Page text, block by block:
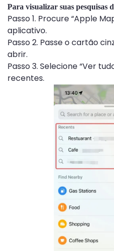
Para visualizar suas pesquisas
Passo 1. Procure “Apple
aplicativo.
Passo 2. Passe o cartão
abrir.
Passo 3. Selecione “Ver
recentes.